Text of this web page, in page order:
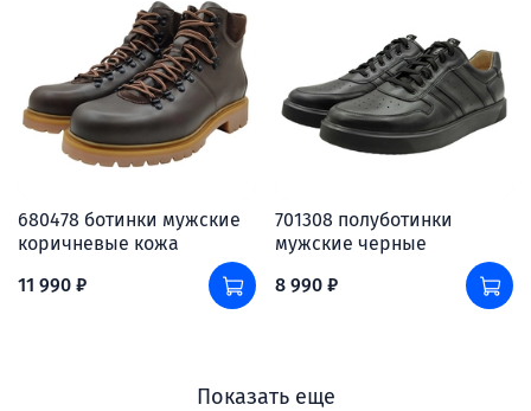
680478 ботинки мужские
коричневые кожа
11 990 ₽
701308 полуботинки
мужские черные
8 990 ₽
Показать еще